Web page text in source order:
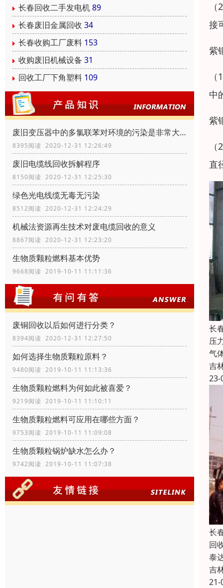
长春回收二手发电机89
长春废旧金属回收 34
长春收购工厂废料 153
收购废旧机械设备 31
回收工厂下角塑料 109
废旧变压器中的多氯联苯对环境的污染是非常大的
8395阅读 2020-12-31 12:26:49
废旧电缆线回收拆解程序
8150阅读 2020-12-31 12:25:30
绿色光电线缆无毒无污染
8512阅读 2020-12-31 12:24:29
机械法资源再生技术对废电缆回收的意义
8867阅读 2020-12-31 12:23:20
生物质颗粒燃料基本优势
9668阅读 2019-10-11 11:11:36
废铜回收以后如何进行分类？
8394阅读 2020-12-31 12:27:50
如何选择生物质颗粒原料？
9480阅读 2019-10-11 11:13:36
生物质颗粒燃料为何如此被喜爱？
9219阅读 2019-10-11 11:10:11
生物质颗粒燃料可应用在哪些方面？
9753阅读 2019-10-11 11:09:08
生物质颗粒锅炉缺水怎么办？
9742阅读 2019-10-11 11:07:38
接
紫
中
紫
直
长
压
气
吉
23-
长
回
泰
吉
21-